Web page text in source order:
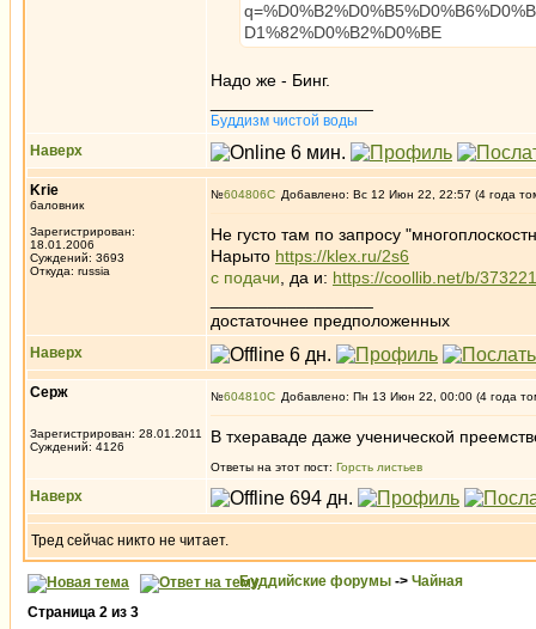
D1%82%D0%B2%D0%BE
Надо же - Бинг.
Буддизм чистой воды
Наверх
Krie
баловник
Зарегистрирован:
18.01.2006
Суждений: 3693
Откуда: russia
№604806 Добавлено: Вс 12 Июн 22, 22:57 (4 года
Не густо там по запросу
Нарыто https://klex.ru/2s6
с подачи , да и: https://coollib.net/b/
достаточнее предположенных
Наверх
Серж
Зарегистрирован: 28.01.2011
Суждений: 4126
№604810 Добавлено: Пн 13 Июн 22, 00:00 (4 года
В тхераваде даже ученической
Ответы на этот пост: Горсть листьев
Наверх
Тред сейчас никто не читает.
Буддийские форумы -> Чайная
Страница 2 из 3